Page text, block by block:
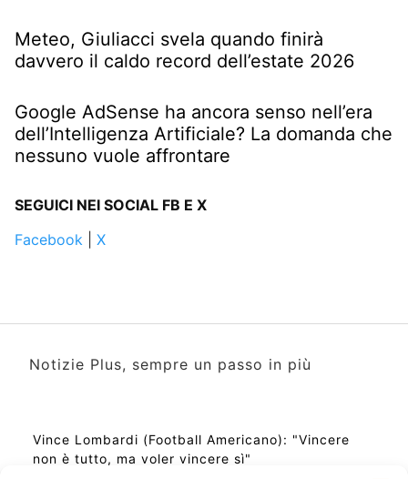
Meteo, Giuliacci svela quando finirà
davvero il caldo record dell’estate 2026
Google AdSense ha ancora senso nell’era
dell’Intelligenza Artificiale? La domanda che
nessuno vuole affrontare
SEGUICI NEI SOCIAL FB E X
Facebook
X
Notizie Plus, sempre un passo in più
Vince Lombardi (Football Americano): "Vincere
non è tutto, ma voler vincere sì"